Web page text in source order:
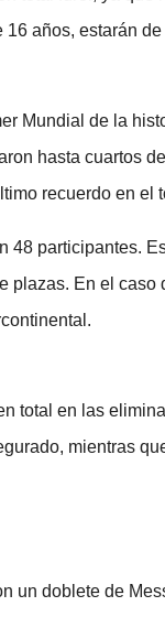
años, estarán
Mundial de la
hasta cuartos
recuerdo en el
48 participantes.
plazas. En el caso
total en las
mientras
un doblete de